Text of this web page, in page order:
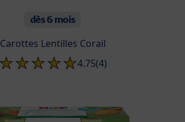
dès 6 mois
Carottes Lentilles Corail
4.75(4)